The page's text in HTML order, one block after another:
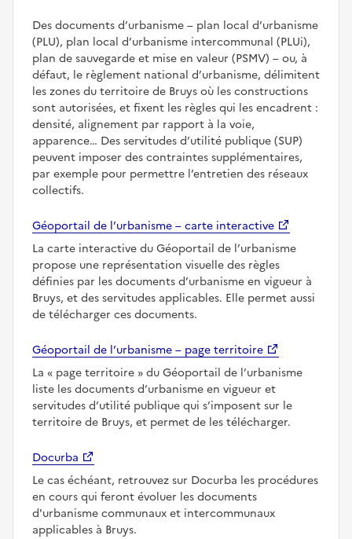
Des documents d’urbanisme – plan local d’urbanisme
(PLU), plan local d’urbanisme intercommunal (PLUi),
plan de sauvegarde et mise en valeur (PSMV) – ou, à
défaut, le règlement national d’urbanisme, délimitent
les zones du territoire de Bruys où les constructions
sont autorisées, et fixent les règles qui les encadrent :
densité, alignement par rapport à la voie,
apparence… Des servitudes d’utilité publique (SUP)
peuvent imposer des contraintes supplémentaires,
par exemple pour permettre l’entretien des réseaux
collectifs.
Géoportail de l’urbanisme – carte interactive
La carte interactive du Géoportail de l’urbanisme
propose une représentation visuelle des règles
définies par les documents d’urbanisme en vigueur à
Bruys, et des servitudes applicables. Elle permet aussi
de télécharger ces documents.
Géoportail de l’urbanisme – page territoire
La
page territoire
du Géoportail de l’urbanisme
liste les documents d’urbanisme en vigueur et
servitudes d’utilité publique qui s’imposent sur le
territoire de Bruys, et permet de les télécharger.
Docurba
Le cas échéant, retrouvez sur Docurba les procédures
en cours qui feront évoluer les documents
d'urbanisme communaux et intercommunaux
applicables à Bruys.